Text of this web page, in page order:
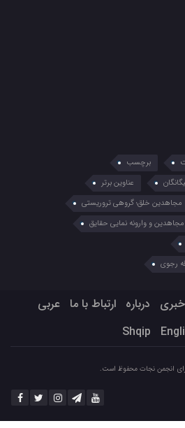
برچسب
عناوین برتر
مجاهدین خلق؛ گروهی تروریستی
مجاهدین و وارونه نمایی حقایق
رجوی
درباره ارتباط با ما
عربي
Shqip
انجمن نجات محفوظ است.